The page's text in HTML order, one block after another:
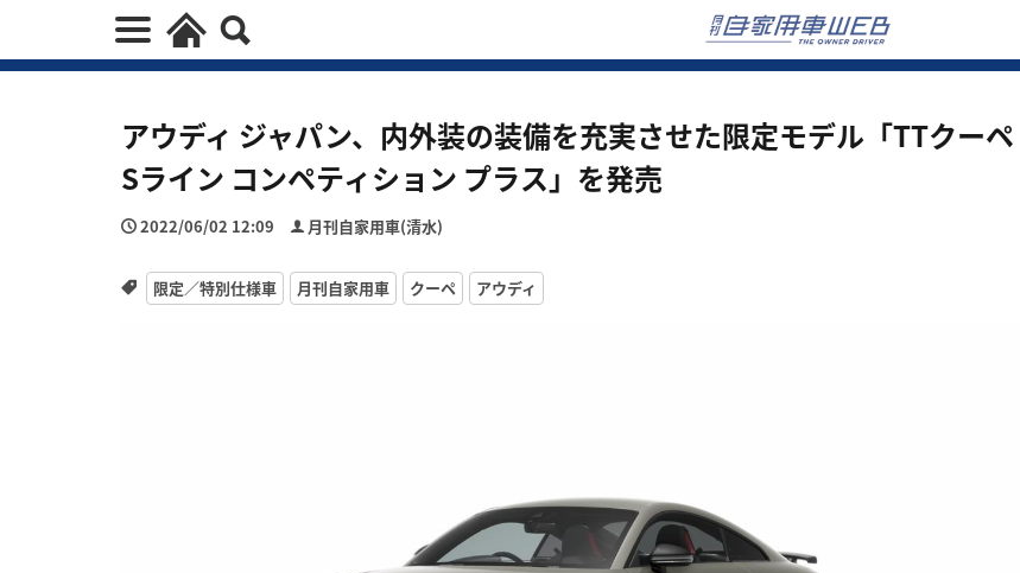
アウディ ジャパン、内外装の装備を充実させた限定モデル「TTクーペ
Sライン コンペティション プラス」を発売
2022/06/02 12:09 月刊自家用車(清水)
限定／特別仕様車 月刊自家用車 クーペ アウディ